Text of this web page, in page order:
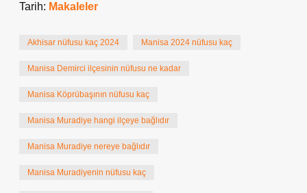
Tarih: Makaleler
Akhisar nüfusu kaç 2024 Manisa 2024 nüfusu kaç
Manisa Demirci ilçesinin nüfusu ne kadar
Manisa Köprübaşının nüfusu kaç
Manisa Muradiye hangi ilçeye bağlıdır
Manisa Muradiye nereye bağlıdır
Manisa Muradiyenin nüfusu kaç